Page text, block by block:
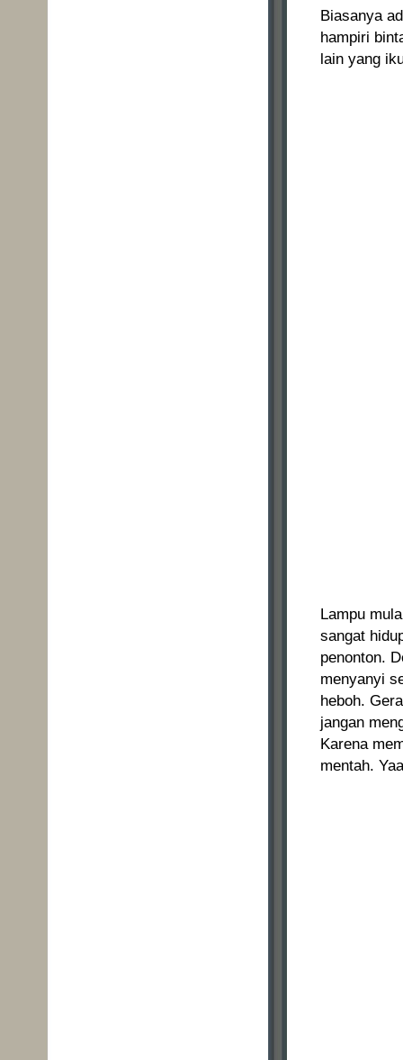
Biasanya
hampiri
lain yang
Lampu
sangat
penonton.
menyanyi
heboh.
jangan
Karena
mentah.